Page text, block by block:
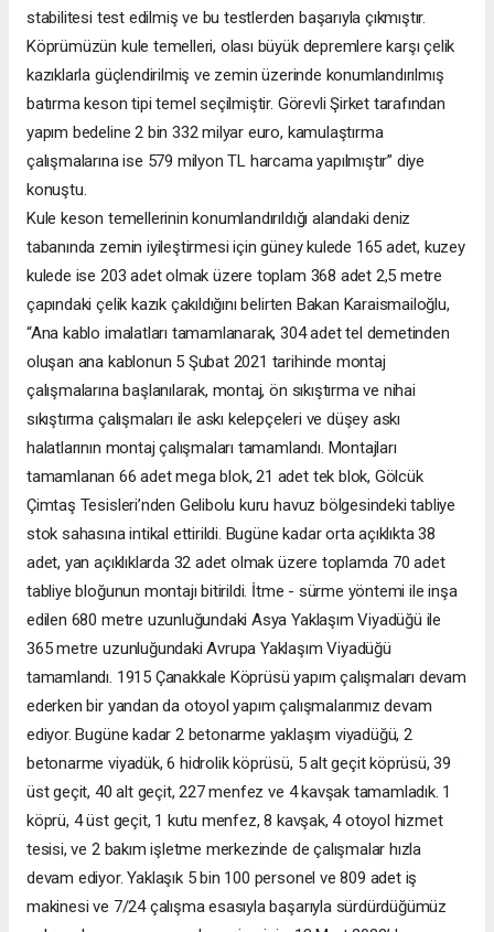
stabilitesi test edilmiş ve bu testlerden başarıyla çıkmıştır.
Köprümüzün kule temelleri, olası büyük depremlere karşı çelik
kazıklarla güçlendirilmiş ve zemin üzerinde konumlandırılmış
batırma keson tipi temel seçilmiştir. Görevli Şirket tarafından
yapım bedeline 2 bin 332 milyar euro, kamulaştırma
çalışmalarına ise 579 milyon TL harcama yapılmıştır” diye
konuştu.
Kule keson temellerinin konumlandırıldığı alandaki deniz
tabanında zemin iyileştirmesi için güney kulede 165 adet, kuzey
kulede ise 203 adet olmak üzere toplam 368 adet 2,5 metre
çapındaki çelik kazık çakıldığını belirten Bakan Karaismailoğlu,
“Ana kablo imalatları tamamlanarak, 304 adet tel demetinden
oluşan ana kablonun 5 Şubat 2021 tarihinde montaj
çalışmalarına başlanılarak, montaj, ön sıkıştırma ve nihai
sıkıştırma çalışmaları ile askı kelepçeleri ve düşey askı
halatlarının montaj çalışmaları tamamlandı. Montajları
tamamlanan 66 adet mega blok, 21 adet tek blok, Gölcük
Çimtaş Tesisleri’nden Gelibolu kuru havuz bölgesindeki tabliye
stok sahasına intikal ettirildi. Bugüne kadar orta açıklıkta 38
adet, yan açıklıklarda 32 adet olmak üzere toplamda 70 adet
tabliye bloğunun montajı bitirildi. İtme - sürme yöntemi ile inşa
edilen 680 metre uzunluğundaki Asya Yaklaşım Viyadüğü ile
365 metre uzunluğundaki Avrupa Yaklaşım Viyadüğü
tamamlandı. 1915 Çanakkale Köprüsü yapım çalışmaları devam
ederken bir yandan da otoyol yapım çalışmalarımız devam
ediyor. Bugüne kadar 2 betonarme yaklaşım viyadüğü, 2
betonarme viyadük, 6 hidrolik köprüsü, 5 alt geçit köprüsü, 39
üst geçit, 40 alt geçit, 227 menfez ve 4 kavşak tamamladık. 1
köprü, 4 üst geçit, 1 kutu menfez, 8 kavşak, 4 otoyol hizmet
tesisi, ve 2 bakım işletme merkezinde de çalışmalar hızla
devam ediyor. Yaklaşık 5 bin 100 personel ve 809 adet iş
makinesi ve 7/24 çalışma esasıyla başarıyla sürdürdüğümüz